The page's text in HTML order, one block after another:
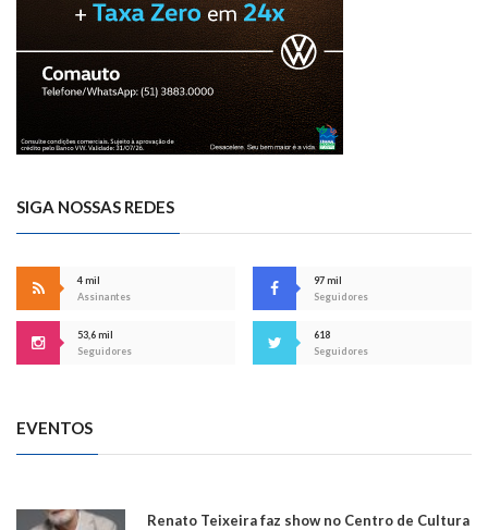
SIGA NOSSAS REDES
4 mil
Assinantes
97 mil
Seguidores
53,6 mil
Seguidores
618
Seguidores
EVENTOS
Renato Teixeira faz show no Centro de Cultura